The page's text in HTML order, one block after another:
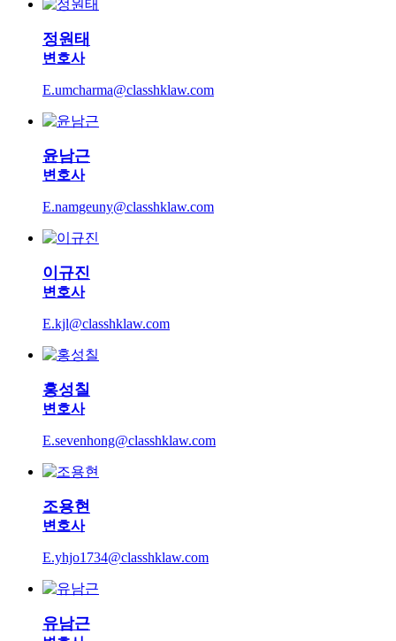
정원태
변호사
E.umcharma@classhklaw.com
윤남근
변호사
E.namgeuny@classhklaw.com
이규진
변호사
E.kjl@classhklaw.com
홍성칠
변호사
E.sevenhong@classhklaw.com
조용현
변호사
E.yhjo1734@classhklaw.com
유남근